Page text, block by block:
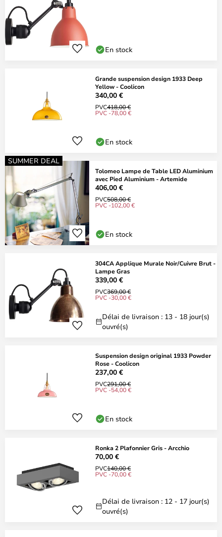
En stock
Grande suspension design 1933 Deep
Yellow - Coolicon
340,00 €
PVC418,00 €
PVC -78,00 €
En stock
SUMMER DEAL
Tolomeo Lampe de Table LED Aluminium
avec Pied Aluminium - Artemide
406,00 €
PVC508,00 €
PVC -102,00 €
En stock
304CA Applique Murale Noir/Cuivre Brut -
Lampe Gras
339,00 €
PVC369,00 €
PVC -30,00 €
Délai de livraison : 13 - 18 jour(s)
ouvré(s)
Suspension design original 1933 Powder
Rose - Coolicon
237,00 €
PVC291,00 €
PVC -54,00 €
En stock
Ronka 2 Plafonnier Gris - Arcchio
70,00 €
PVC140,00 €
PVC -70,00 €
Délai de livraison : 12 - 17 jour(s)
ouvré(s)